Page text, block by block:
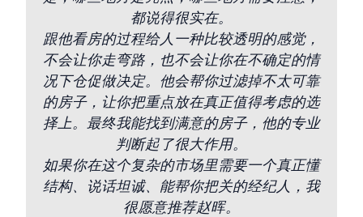
都说得很实在。
跟他看房的过程给人一种比较透明的感觉，
不会让你走弯路，也不会让你在不确定的情
况下仓促做决定。他会帮你过滤掉不太可靠
的房子，让你把重点放在真正值得考虑的选
择上。最终我能找到满意的房子，他的专业
判断起了很大作用。
如果你在这个复杂的市场里需要一个真正懂
结构、说话坦诚、能帮你把关的经纪人，我
很愿意推荐赵晖。